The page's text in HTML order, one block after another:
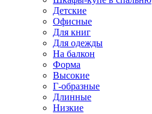
Детские
Офисные
Для книг
Для одежды
На балкон
Форма
Высокие
Г-образные
Длинные
Низкие